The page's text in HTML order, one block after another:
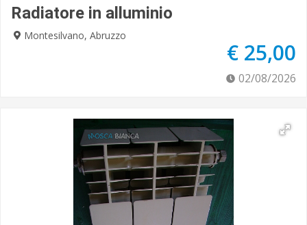
Radiatore in alluminio
Montesilvano, Abruzzo
€ 25,00
02/08/2026